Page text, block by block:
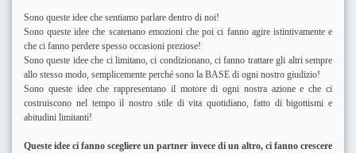
Sono queste idee che sentiamo parlare dentro di noi!
Sono queste idee che scatenano emozioni che poi ci fanno agire istintivamente e
che ci fanno perdere spesso occasioni preziose!
Sono queste idee che ci limitano, ci condizionano, ci fanno trattare gli altri sempre
allo stesso modo, semplicemente perché sono la BASE di ogni nostro giudizio!
Sono queste idee che rappresentano il motore di ogni nostra azione e che ci
costruiscono nel tempo il nostro stile di vita quotidiano, fatto di bigottismi e
abitudini limitanti!
Queste idee ci fanno scegliere un partner invece di un altro, ci fanno crescere